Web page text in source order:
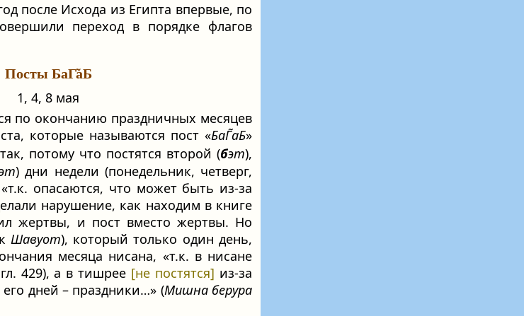
после Исхода из Египта впервые, по
переход в порядке флагов
Посты БаГ̃аБ
1, 4, 8 мая
по окончанию праздничных месяцев
которые называются пост «БаГ̃аБ»
потому что постятся второй (бэт),
) дни недели (понедельник, четверг,
опасаются, что может быть из-за
нарушение, как находим в книге
жертвы, и пост вместо жертвы. Но
Шавуот), который только один день,
месяца нисана, «т.к. в нисане
429), а в тишрее [не постятся] из-за
дней – праздники…» (Мишна берура